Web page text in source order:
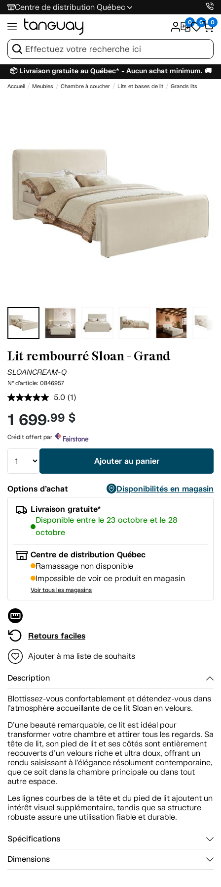
Centre de distribution Québec
0 0 0
📦 Livraison gratuite au Québec* - Aucun achat minimum. 🚚
Accueil Meubles Chambre à coucher Lits et bases de lit Grands lits
Lit rembourré Sloan - Grand
SLOANCREAM-Q
N° d'article: 0846957
5.0 Lire
commentaire.
Lien
la
même
(1)
1 699.99 $
Crédit offert par
Ajouter au panier
Options d’achat
Disponibilités en magasin
Livraison gratuite*
Disponible entre le 23 octobre et le 28
octobre
Centre de distribution Québec
Ramassage non disponible
Impossible de voir ce produit en magasin
Voir tous les magasins
Retours faciles
Ajouter à ma liste de souhaits
Description
Blottissez-vous confortablement et détendez-vous dans
l’atmosphère accueillante de ce lit Sloan en velours.
D’une beauté remarquable, ce lit est idéal pour
transformer votre chambre et attirer tous les regards. Sa
tête de lit, son pied de lit et ses côtés sont entièrement
recouverts d’un velours riche et ultra doux, offrant un
rendu saisissant à l’élégance résolument contemporaine,
que ce soit dans la chambre principale ou dans tout
autre espace.
Les lignes courbes de la tête et du pied de lit ajoutent un
intérêt visuel supplémentaire, tandis que sa structure
robuste assure une utilisation fiable et durable.
Spécifications
Dimensions